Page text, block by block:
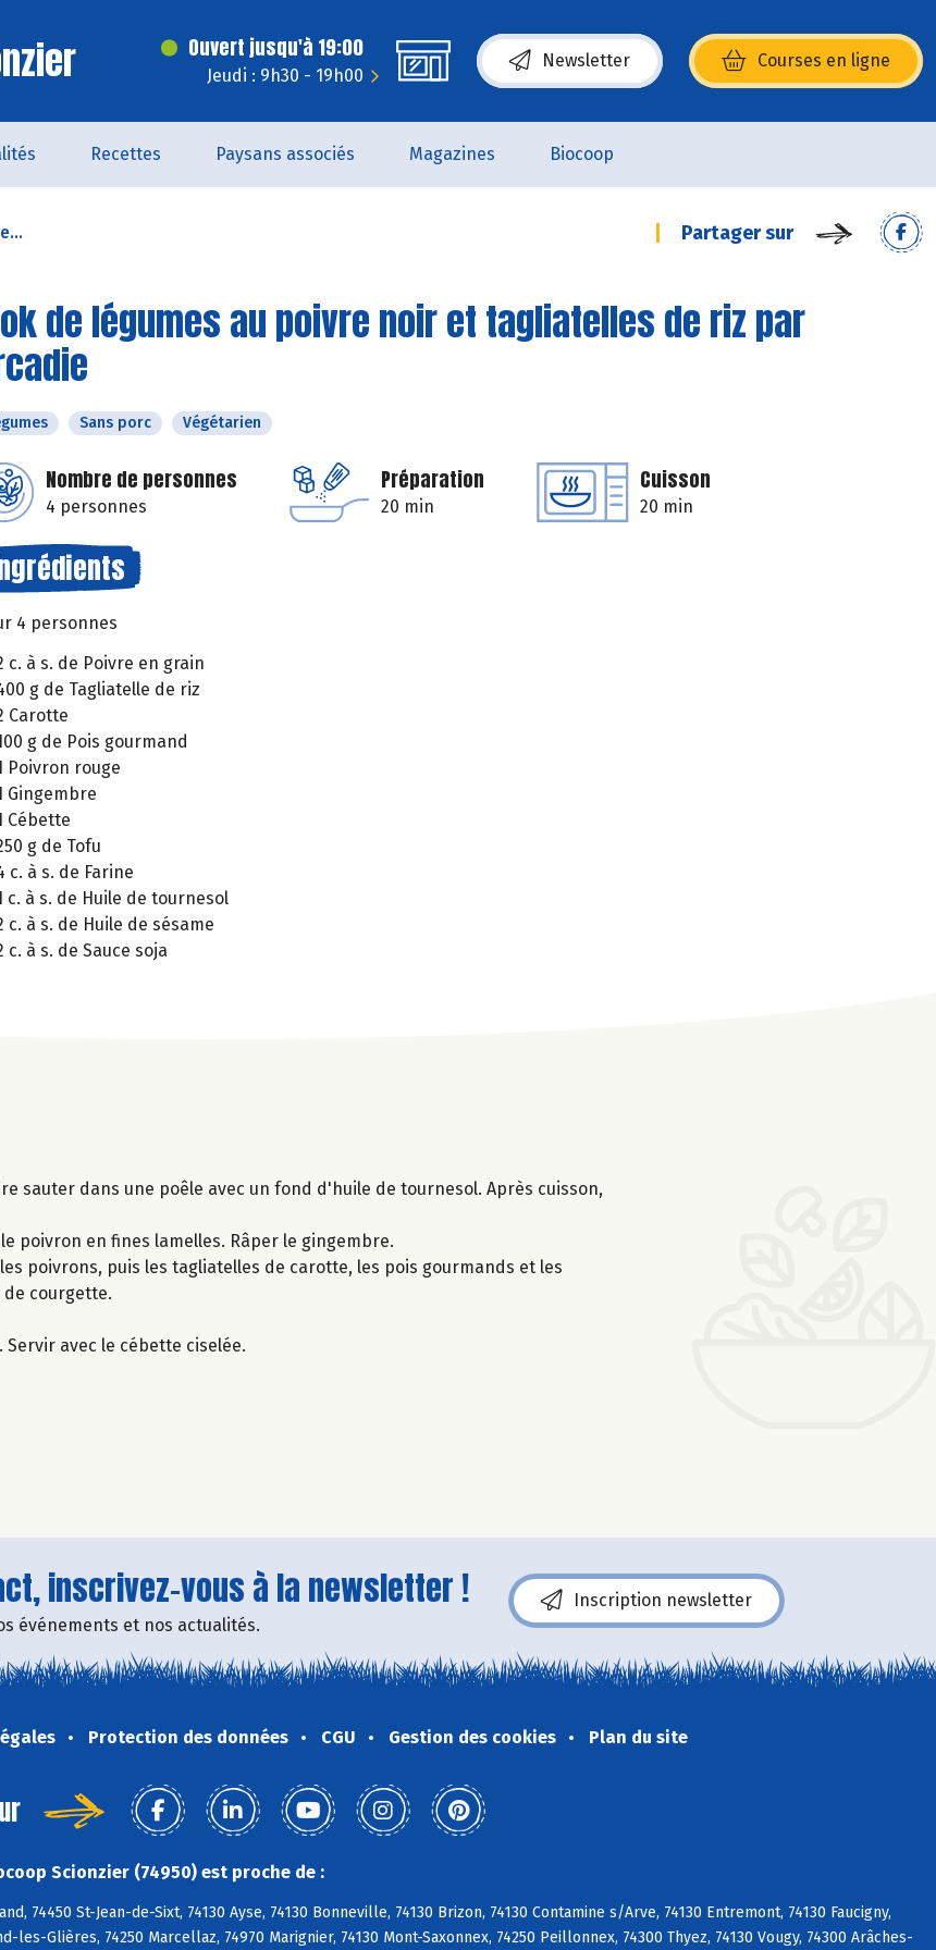
Ouvert jusqu'à 19:00
Jeudi : 9h30 - 19h00
Newsletter Courses en ligne
(s’ouvre dans une nouvelle fenêtre)
Recettes Paysans associés Magazines Biocoop
Partager sur
de légumes au poivre noir et tagliatelles de riz par
Sans porc Végétarien
Nombre de personnes
4 personnes
Préparation
20 min
Cuisson
20 min
4 personnes
c. à s. de Poivre en grain
g de Tagliatelle de riz
Carotte
g de Pois gourmand
Poivron rouge
Gingembre
Cébette
g de Tofu
c. à s. de Farine
c. à s. de Huile de tournesol
c. à s. de Huile de sésame
c. à s. de Sauce soja
sauter dans une poêle avec un fond d'huile de tournesol. Après cuisson,
poivron en fines lamelles. Râper le gingembre.
poivrons, puis les tagliatelles de carotte, les pois gourmands et les
courgette.
avec le cébette ciselée.
inscrivez-vous à la newsletter !
événements et nos actualités.
Inscription newsletter
Protection des données CGU Gestion des cookies Plan du site
Scionzier (74950) est proche de :
74450 St-Jean-de-Sixt, 74130 Ayse, 74130 Bonneville, 74130 Brizon, 74130 Contamine s/Arve, 74130 Entremont, 74130 Faucigny,
les-Glières, 74250 Marcellaz, 74970 Marignier, 74130 Mont-Saxonnex, 74250 Peillonnex, 74300 Thyez, 74130 Vougy, 74300 Arâches-